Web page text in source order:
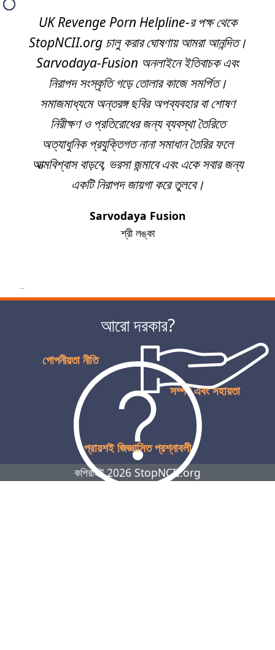
UK Revenge Porn Helpline-র পক্ষ থেকে
StopNCII.org চালু করার ঘোষণায় আমরা আনন্দিত।
Sarvodaya-Fusion অনলাইনে ইতিবাচক এবং
নিরাপদ সংস্কৃতি গড়ে তোলার কাজে সমর্পিত।
সমাজমাধ্যমে অন্তরঙ্গ ছবির অপব্যবহার বা শোষণ
নিরীক্ষণ ও প্রতিরোধের জন্য ব্যবস্থা তৈরিতে
অত্যাধুনিক প্রযুক্তিগত নানা সমাধান তৈরির ফলে
আত্মবিশ্বাস বাড়বে, ভরসা জন্মাবে এবং একে সবার জন্য
একটি নিরাপদ জায়গা করে তুলবে।
Sarvodaya Fusion
শ্রী লঙ্কা
আরো দরকার?
গোপনীয়তা নীতি
সম্পদ এবং সহায়তা
প্রায়শই জিজ্ঞাসিত প্রশ্নাবলী
কপিরাইট 2026 StopNCII.org